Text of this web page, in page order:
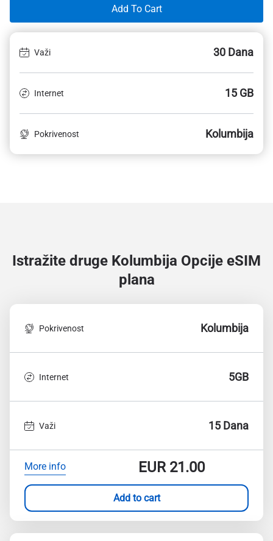
Add To Cart
Važi 30 Dana
Internet 15 GB
Pokrivenost Kolumbija
Istražite druge Kolumbija Opcije eSIM
plana
Pokrivenost Kolumbija
Internet 5GB
Važi 15 Dana
More info EUR21.00
Add to cart